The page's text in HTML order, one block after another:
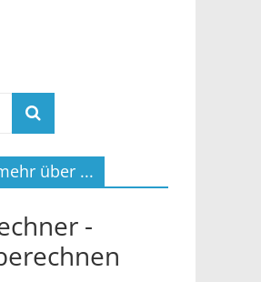
über ...
-